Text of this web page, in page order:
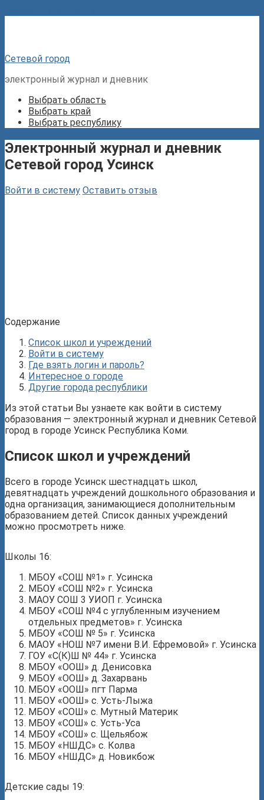
Сетевой город
электронный журнал и дневник
Выбрать область
Выбрать край
Выбрать республику
Электронный журнал и дневник
Сетевой город Усинск
Войти в систему Оставить отзыв
Содержание
Список школ и учреждений
Войти в систему
Где взять логин и пароль?
Интересное о городе
Другие города республики
Из этой статьи Вы узнаете как войти в систему
образования — электронный журнал и дневник Сетевой
город в городе Усинск Республика Коми.
Список школ и учреждений
Всего в городе Усинск шестнадцать школ,
девятнадцать учреждений дошкольного образования и
одна организация, занимающиеся дополнительным
образованием детей. Список данных учреждений
можно просмотреть ниже.
Школы 16:
МБОУ «СОШ №1» г. Усинска
МБОУ «СОШ №2» г. Усинска
МАОУ СОШ 3 УИОП г. Усинска
МБОУ «СОШ №4 с углубленным изучением
отдельных предметов» г. Усинска
МБОУ «СОШ № 5» г. Усинска
МАОУ «НОШ №7 имени В.И. Ефремовой» г. Усинска
ГОУ «С(К)Ш № 44» г. Усинска
МБОУ «ООШ» д. Денисовка
МБОУ «ООШ» д. Захарвань
МБОУ «ООШ» пгт Парма
МБОУ «ООШ» с. Усть-Лыжа
МБОУ «СОШ» с. Мутный Материк
МБОУ «СОШ» с. Усть-Уса
МБОУ «СОШ» с. Щельябож
МБОУ «НШДС» с. Колва
МБОУ «НШДС» д. Новикбож
Детские сады 19: